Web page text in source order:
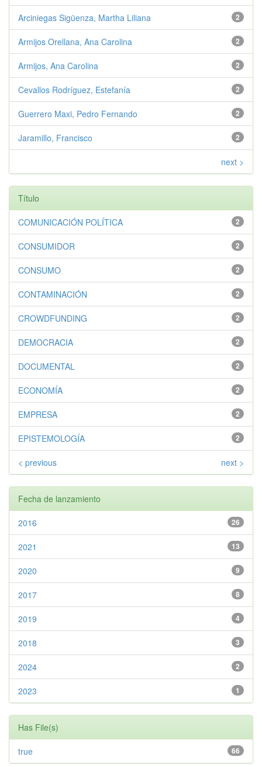
2
Arciniegas Sigüenza, Martha Liliana
2
Armijos Orellana, Ana Carolina
2
Armijos, Ana Carolina
2
Cevallos Rodríguez, Estefanía
2
Guerrero Maxi, Pedro Fernando
2
Jaramillo, Francisco
next >
Título
2
COMUNICACIÓN POLÍTICA
2
CONSUMIDOR
2
CONSUMO
2
CONTAMINACIÓN
2
CROWDFUNDING
2
DEMOCRACIA
2
DOCUMENTAL
2
ECONOMÍA
2
EMPRESA
2
EPISTEMOLOGÍA
< previous next >
Fecha de lanzamiento
26
2016
13
2021
9
2020
8
2017
4
2019
3
2018
2
2024
1
2023
Has File(s)
66
true